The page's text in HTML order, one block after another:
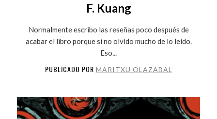
F. Kuang
Normalmente escribo las reseñas poco después de
acabar el libro porque si no olvido mucho de lo leído.
Eso...
PUBLICADO POR MARITXU OLAZABAL